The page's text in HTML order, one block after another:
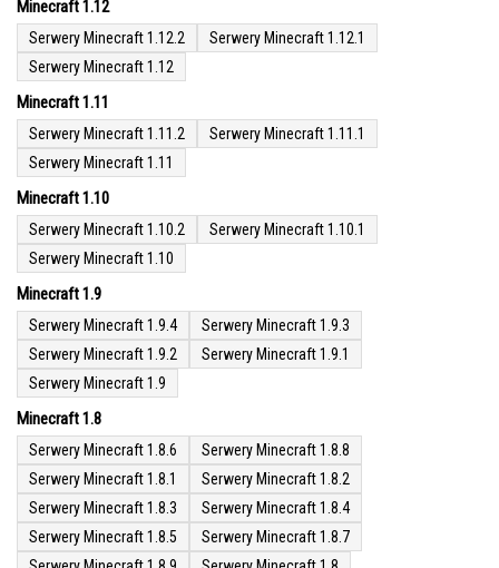
Minecraft 1.12
Serwery Minecraft 1.12.2
Serwery Minecraft 1.12.1
Serwery Minecraft 1.12
Minecraft 1.11
Serwery Minecraft 1.11.2
Serwery Minecraft 1.11.1
Serwery Minecraft 1.11
Minecraft 1.10
Serwery Minecraft 1.10.2
Serwery Minecraft 1.10.1
Serwery Minecraft 1.10
Minecraft 1.9
Serwery Minecraft 1.9.4
Serwery Minecraft 1.9.3
Serwery Minecraft 1.9.2
Serwery Minecraft 1.9.1
Serwery Minecraft 1.9
Minecraft 1.8
Serwery Minecraft 1.8.6
Serwery Minecraft 1.8.8
Serwery Minecraft 1.8.1
Serwery Minecraft 1.8.2
Serwery Minecraft 1.8.3
Serwery Minecraft 1.8.4
Serwery Minecraft 1.8.5
Serwery Minecraft 1.8.7